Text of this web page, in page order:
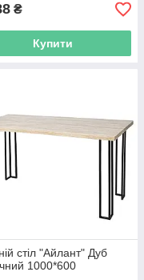
₴
Купити
стіл "Айлант" Дуб
1000*600